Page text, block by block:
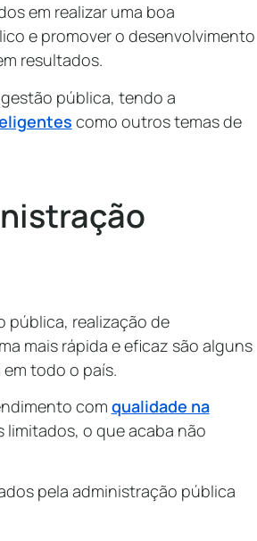
em realizar uma boa
e promover o desenvolvimento
resultados.
pública, tendo a
como outros temas de
pública, realização de
mais rápida e eficaz são alguns
todo o país.
com qualidade na
limitados, o que acaba não
pela administração pública